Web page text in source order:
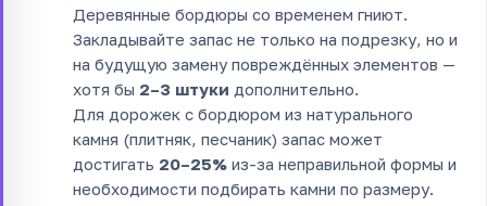
Деревянные бордюры со временем гниют.
Закладывайте запас не только на подрезку, но и
на будущую замену повреждённых элементов —
хотя бы 2–3 штуки дополнительно.
Для дорожек с бордюром из натурального
камня (плитняк, песчаник) запас может
достигать 20–25% из-за неправильной формы и
необходимости подбирать камни по размеру.